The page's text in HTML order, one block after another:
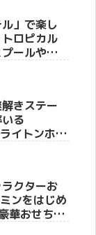
ル」で楽し
ロピカル
ールやラ
きステー
る
イトンホテ
クターお
ンをはじめ
華おせちを